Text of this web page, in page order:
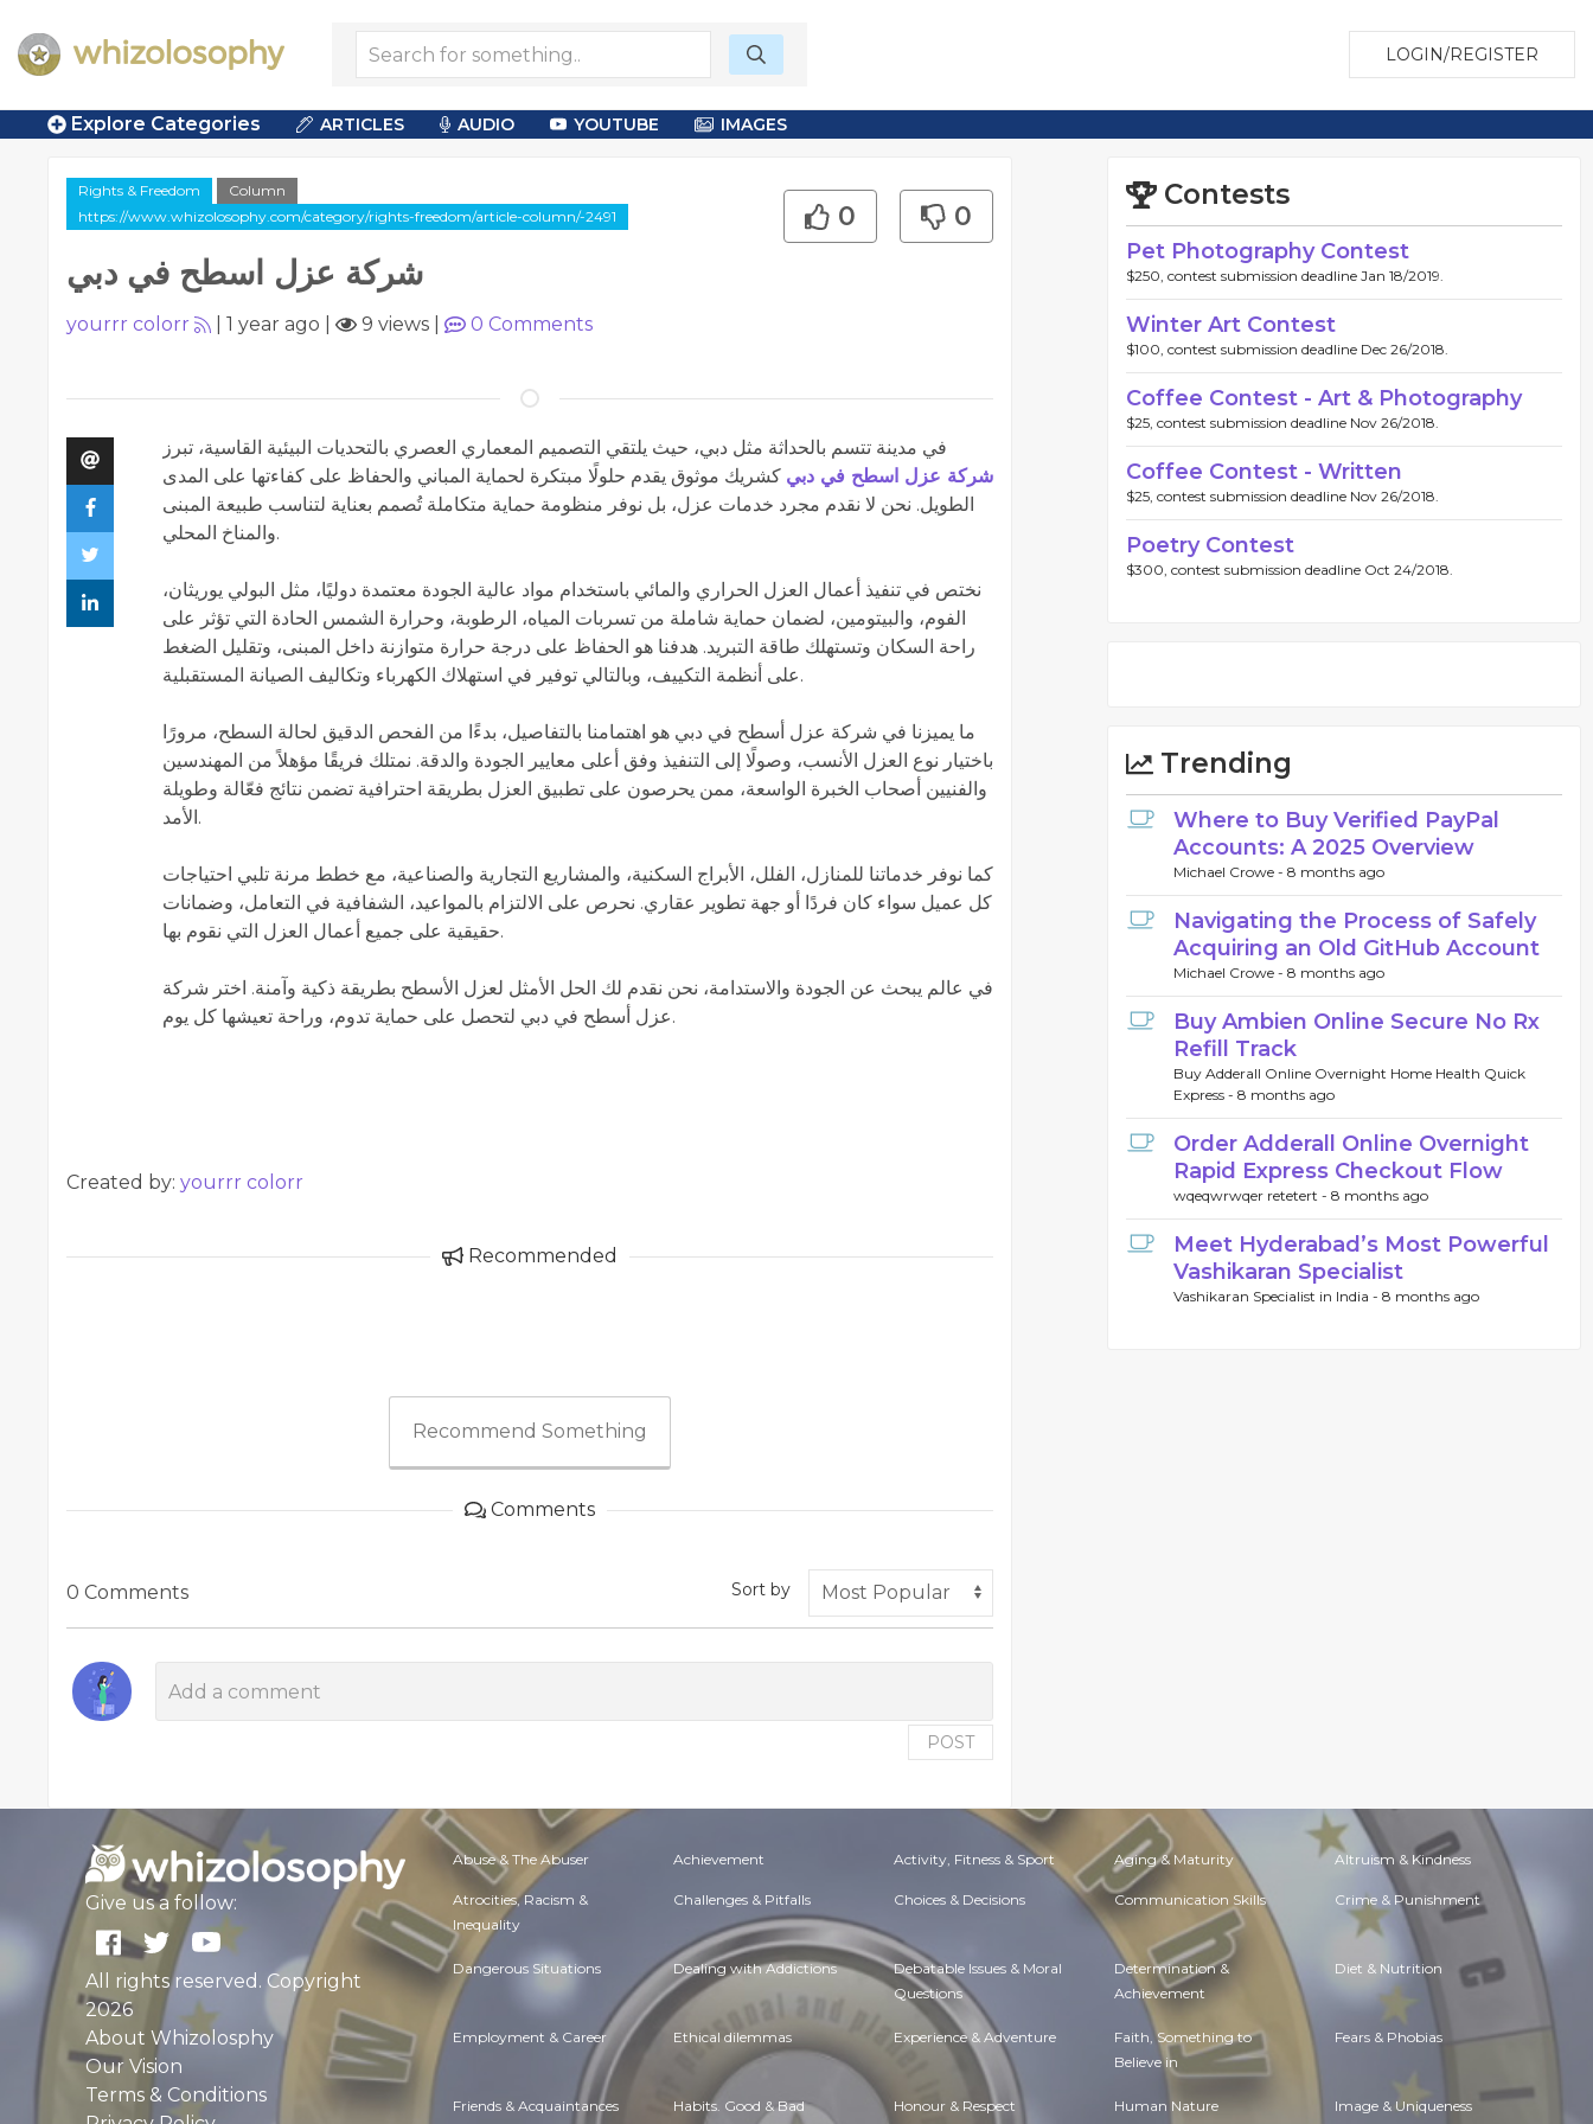
LOGIN/REGISTER
Explore Categories ARTICLES AUDIO YOUTUBE IMAGES
Rights & Freedom
Column
https://www.whizolosophy.com/category/rights-freedom/article-column/-2491
شركة عزل اسطح في دبي
0 0
yourrr colorr 1 year ago 9 views 0 Comments
في مدينة تتسم بالحداثة مثل دبي، حيث يلتقي التصميم المعماري العصري بالتحديات البيئية القاسية، تبرز
شركة عزل اسطح في دبي كشريك موثوق يقدم حلولًا مبتكرة لحماية المباني والحفاظ على كفاءتها على المدى
الطويل. نحن لا نقدم مجرد خدمات عزل، بل نوفر منظومة حماية متكاملة تُصمم بعناية لتناسب طبيعة المبنى
والمناخ المحلي.
نختص في تنفيذ أعمال العزل الحراري والمائي باستخدام مواد عالية الجودة معتمدة دوليًا، مثل البولي يوريثان،
الفوم، والبيتومين، لضمان حماية شاملة من تسربات المياه، الرطوبة، وحرارة الشمس الحادة التي تؤثر على
راحة السكان وتستهلك طاقة التبريد. هدفنا هو الحفاظ على درجة حرارة متوازنة داخل المبنى، وتقليل الضغط
على أنظمة التكييف، وبالتالي توفير في استهلاك الكهرباء وتكاليف الصيانة المستقبلية.
ما يميزنا في شركة عزل أسطح في دبي هو اهتمامنا بالتفاصيل، بدءًا من الفحص الدقيق لحالة السطح، مرورًا
باختيار نوع العزل الأنسب، وصولًا إلى التنفيذ وفق أعلى معايير الجودة والدقة. نمتلك فريقًا مؤهلاً من المهندسين
والفنيين أصحاب الخبرة الواسعة، ممن يحرصون على تطبيق العزل بطريقة احترافية تضمن نتائج فعّالة وطويلة
الأمد.
كما نوفر خدماتنا للمنازل، الفلل، الأبراج السكنية، والمشاريع التجارية والصناعية، مع خطط مرنة تلبي احتياجات
كل عميل سواء كان فردًا أو جهة تطوير عقاري. نحرص على الالتزام بالمواعيد، الشفافية في التعامل، وضمانات
حقيقية على جميع أعمال العزل التي نقوم بها.
في عالم يبحث عن الجودة والاستدامة، نحن نقدم لك الحل الأمثل لعزل الأسطح بطريقة ذكية وآمنة. اختر شركة
عزل أسطح في دبي لتحصل على حماية تدوم، وراحة تعيشها كل يوم.
Created by: yourrr colorr
Recommended
Recommend Something
Comments
0 Comments Sort by
POST
Contests
Pet Photography Contest
$250, contest submission deadline Jan 18/2019.
Winter Art Contest
$100, contest submission deadline Dec 26/2018.
Coffee Contest - Art & Photography
$25, contest submission deadline Nov 26/2018.
Coffee Contest - Written
$25, contest submission deadline Nov 26/2018.
Poetry Contest
$300, contest submission deadline Oct 24/2018.
Trending
Where to Buy Verified PayPal
Accounts: A 2025 Overview
Michael Crowe - 8 months ago
Navigating the Process of Safely
Acquiring an Old GitHub Account
Michael Crowe - 8 months ago
Buy Ambien Online Secure No Rx
Refill Track
Buy Adderall Online Overnight Home Health Quick
Express - 8 months ago
Order Adderall Online Overnight
Rapid Express Checkout Flow
wqeqwrwqer retetert - 8 months ago
Meet Hyderabad’s Most Powerful
Vashikaran Specialist
Vashikaran Specialist in India - 8 months ago
Give us a follow:
All rights reserved. Copyright
2026
About Whizolosphy
Our Vision
Terms & Conditions
Abuse & The Abuser Achievement Activity, Fitness & Sport Aging & Maturity Altruism & Kindness
Atrocities, Racism &
Inequality
Challenges & Pitfalls Choices & Decisions Communication Skills Crime & Punishment
Dangerous Situations Dealing with Addictions Debatable Issues & Moral
Questions
Determination &
Achievement
Diet & Nutrition
Employment & Career Ethical dilemmas Experience & Adventure Faith, Something to
Believe in
Fears & Phobias
Friends & Acquaintances Habits. Good & Bad Honour & Respect Human Nature Image & Uniqueness